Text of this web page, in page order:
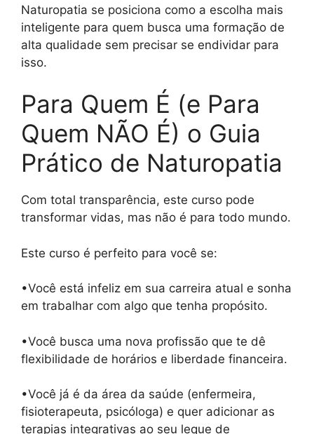
Naturopatia se posiciona como a escolha mais
inteligente para quem busca uma formação de
alta qualidade sem precisar se endividar para
isso.
Para Quem É (e Para
Quem NÃO É) o Guia
Prático de Naturopatia
Com total transparência, este curso pode
transformar vidas, mas não é para todo mundo.
Este curso é perfeito para você se:
•Você está infeliz em sua carreira atual e sonha
em trabalhar com algo que tenha propósito.
•Você busca uma nova profissão que te dê
flexibilidade de horários e liberdade financeira.
•Você já é da área da saúde (enfermeira,
fisioterapeuta, psicóloga) e quer adicionar as
terapias integrativas ao seu leque de